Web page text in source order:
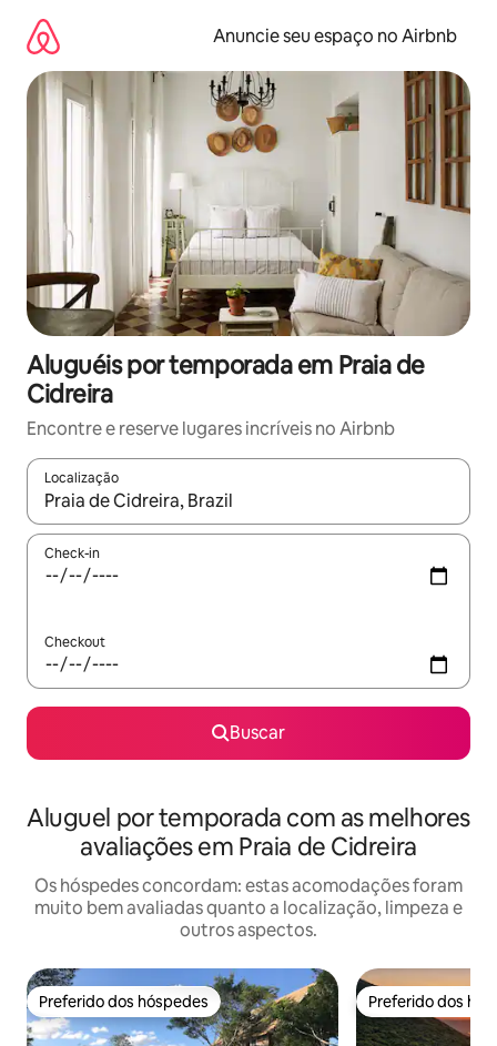
para
conteúdo
Anuncie seu espaço no Airbnb
Aluguéis por temporada em Praia de
Cidreira
Encontre e reserve lugares incríveis no Airbnb
Localização
Quando os resultados estiverem disponíveis, explore-os
Check-in
Checkout
Buscar
Aluguel por temporada com as melhores
avaliações em Praia de Cidreira
Os hóspedes concordam: estas acomodações foram
muito bem avaliadas quanto a localização, limpeza e
outros aspectos.
Preferido dos hóspedes
Preferido dos hóspedes Preferido dos
Preferido dos